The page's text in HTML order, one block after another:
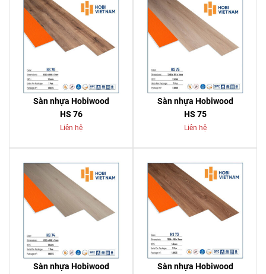
Sàn nhựa Hobiwood
HS 76
Liên hệ
Sàn nhựa Hobiwood
HS 75
Liên hệ
Sàn nhựa Hobiwood
Sàn nhựa Hobiwood